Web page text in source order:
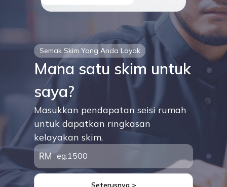
Semak Skim Yang Anda Layak
Mana satu skim untuk
saya?
Masukkan pendapatan seisi rumah
untuk dapatkan ringkasan
kelayakan skim.
Seterusnya >